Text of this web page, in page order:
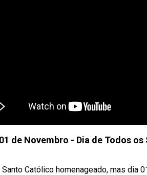
01 de Novembro - Dia de Todos
Santo Católico homenageado, mas